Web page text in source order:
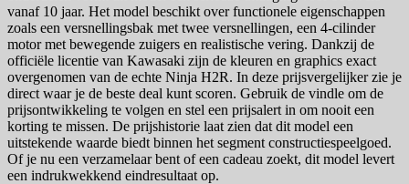
vanaf 10 jaar. Het model beschikt over functionele eigenschappen
zoals een versnellingsbak met twee versnellingen, een 4-cilinder
motor met bewegende zuigers en realistische vering. Dankzij de
officiële licentie van Kawasaki zijn de kleuren en graphics exact
overgenomen van de echte Ninja H2R. In deze prijsvergelijker zie je
direct waar je de beste deal kunt scoren. Gebruik de vindle om de
prijsontwikkeling te volgen en stel een prijsalert in om nooit een
korting te missen. De prijshistorie laat zien dat dit model een
uitstekende waarde biedt binnen het segment constructiespeelgoed.
Of je nu een verzamelaar bent of een cadeau zoekt, dit model levert
een indrukwekkend eindresultaat op.